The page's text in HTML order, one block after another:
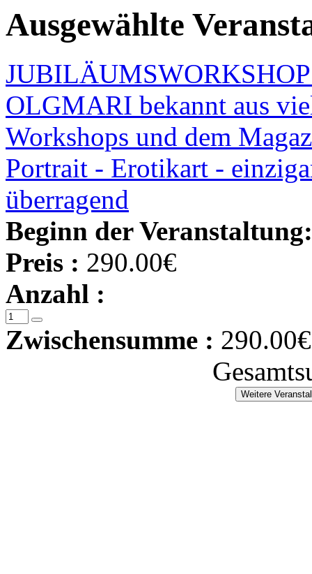
Ausgewählte
OLGMARI bekannt aus
Workshops und dem
Portrait - Erotikart -
überragend
Beginn der
Preis : 290.00€
Anzahl :
Zwischensumme : 290.00€
Weitere